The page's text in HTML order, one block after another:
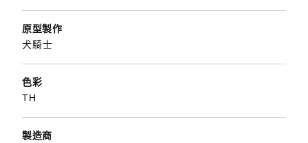
原型製作
犬騎士
色彩
TH
製造商